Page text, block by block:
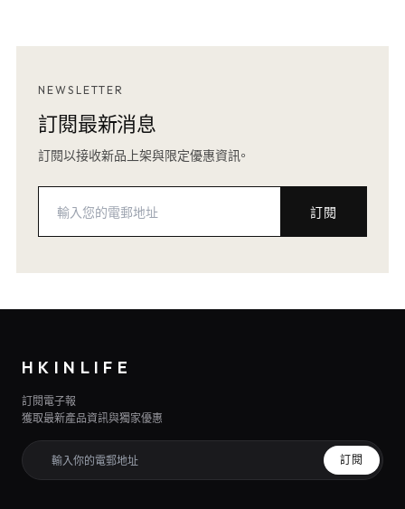
NEWSLETTER
訂閱最新消息
訂閱以接收新品上架與限定優惠資訊。
訂閱
HKINLIFE
訂閱電子報
獲取最新產品資訊與獨家優惠
訂閱